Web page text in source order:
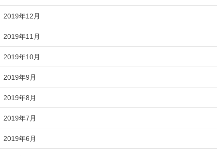
2019年12月
2019年11月
2019年10月
2019年9月
2019年8月
2019年7月
2019年6月